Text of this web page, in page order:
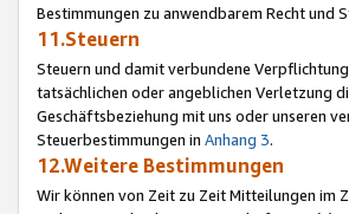
Bestimmungen zu anwendbarem Recht und
11.Steuern
Steuern und damit verbundene
tatsächlichen oder angeblichen Verletzung
Geschäftsbeziehung mit uns oder unseren
Steuerbestimmungen in Anhang 3.
12.Weitere Bestimmungen
Wir können von Zeit zu Zeit Mitteilungen im